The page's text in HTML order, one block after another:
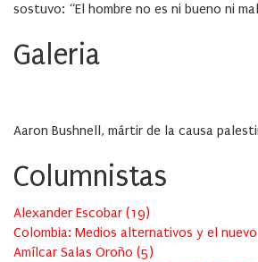
sostuvo: “El hombre no es ni bueno ni
Galeria
Aaron Bushnell, mártir de la causa
Columnistas
Alexander Escobar (19)
Colombia: Medios alternativos y el
Amílcar Salas Oroño (5)